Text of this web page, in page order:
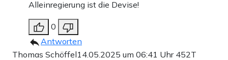
Alleinregierung ist die Devise!
0
Antworten
Thomas Schöffel14.05.2025 um 06:41 Uhr 452T